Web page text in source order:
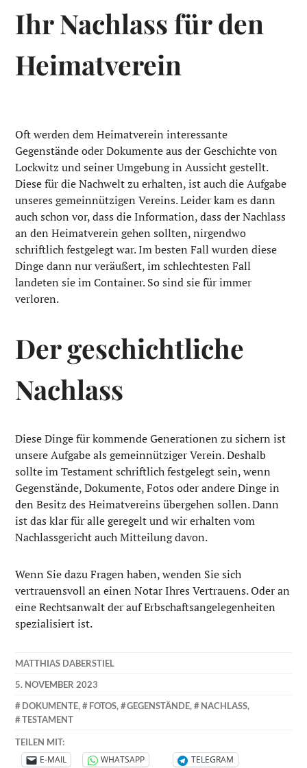
Ihr Nachlass für den
Heimatverein
Oft werden dem Heimatverein interessante
Gegenstände oder Dokumente aus der Geschichte von
Lockwitz und seiner Umgebung in Aussicht gestellt.
Diese für die Nachwelt zu erhalten, ist auch die Aufgabe
unseres gemeinnützigen Vereins. Leider kam es dann
auch schon vor, dass die Information, dass der Nachlass
an den Heimatverein gehen sollten, nirgendwo
schriftlich festgelegt war. Im besten Fall wurden diese
Dinge dann nur veräußert, im schlechtesten Fall
landeten sie im Container. So sind sie für immer
verloren.
Der geschichtliche
Nachlass
Diese Dinge für kommende Generationen zu sichern ist
unsere Aufgabe als gemeinnütziger Verein. Deshalb
sollte im Testament schriftlich festgelegt sein, wenn
Gegenstände, Dokumente, Fotos oder andere Dinge in
den Besitz des Heimatvereins übergehen sollen. Dann
ist das klar für alle geregelt und wir erhalten vom
Nachlassgericht auch Mitteilung davon.
Wenn Sie dazu Fragen haben, wenden Sie sich
vertrauensvoll an einen Notar Ihres Vertrauens. Oder an
eine Rechtsanwalt der auf Erbschaftsangelegenheiten
spezialisiert ist.
MATTHIAS DABERSTIEL
5. NOVEMBER 2023
DOKUMENTE, FOTOS, GEGENSTÄNDE, NACHLASS,
TESTAMENT
TEILEN MIT:
E-MAIL WHATSAPP
TELEGRAM